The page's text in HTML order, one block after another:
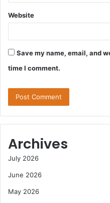
Website
Save my name, email, and
time I comment.
Archives
July 2026
June 2026
May 2026